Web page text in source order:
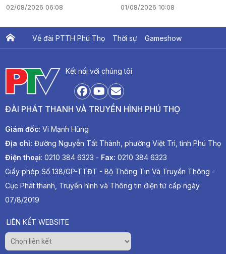
02/08/2026 06:08 01/08/2026 10:08
Về đài PTTH Phú Thọ Thời sự Gameshow
Kết nối với chúng tôi
ĐÀI PHÁT THANH VÀ TRUYỀN HÌNH PHÚ THỌ
Giám đốc: Vi Mạnh Hùng
Địa chỉ: Đường Nguyễn Tất Thành, phường Việt Trì, tỉnh Phú Thọ
Điện thoại: 0210 384 6323 - Fax: 0210 384 6323
Giấy phép Số 138/GP-TTĐT - Bộ Thông Tin Và Truyền Thông -
Cục Phát thanh, Truyền hình và Thông tin điện tử cấp ngày
07/8/2019
LIÊN KẾT WEBSITE